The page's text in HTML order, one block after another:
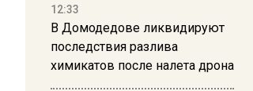
12:33
В Домодедове ликвидируют
последствия разлива
химикатов после налета дрона